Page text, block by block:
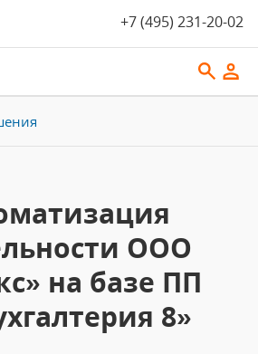
+7 (495) 231-20-02
ООО
на базе ПП
8»